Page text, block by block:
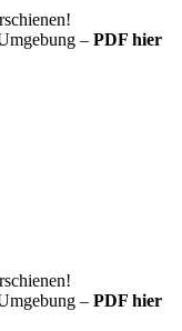
– PDF hier
– PDF hier